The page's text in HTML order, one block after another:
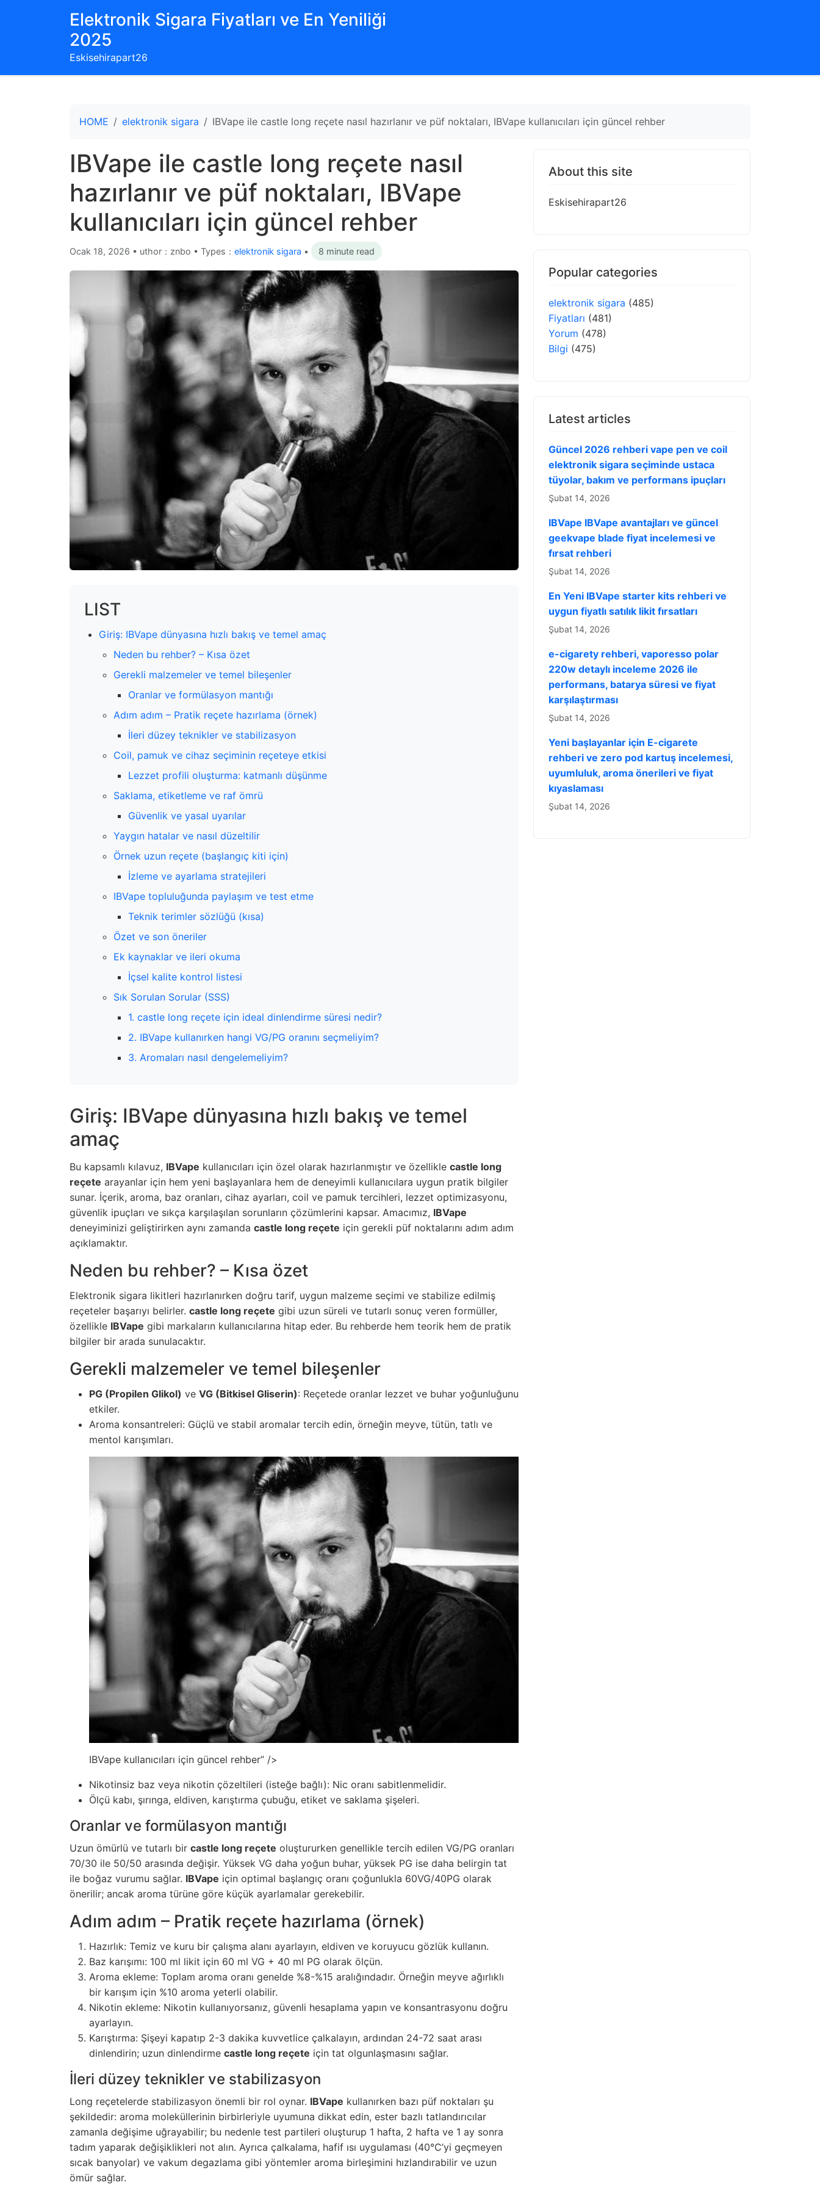
Elektronik Sigara Fiyatları ve En Yeniliği
2025
Eskisehirapart26
HOME elektronik sigara IBVape ile castle long reçete nasıl hazırlanır ve püf noktaları, IBVape kullanıcıları için güncel rehber
IBVape ile castle long reçete nasıl
hazırlanır ve püf noktaları, IBVape
kullanıcıları için güncel rehber
Ocak 18, 2026 • uthor：znbo • Types： elektronik sigara • 8 minute read
LIST
Giriş: IBVape dünyasına hızlı bakış ve temel amaç
Neden bu rehber? – Kısa özet
Gerekli malzemeler ve temel bileşenler
Oranlar ve formülasyon mantığı
Adım adım – Pratik reçete hazırlama (örnek)
İleri düzey teknikler ve stabilizasyon
Coil, pamuk ve cihaz seçiminin reçeteye etkisi
Lezzet profili oluşturma: katmanlı düşünme
Saklama, etiketleme ve raf ömrü
Güvenlik ve yasal uyarılar
Yaygın hatalar ve nasıl düzeltilir
Örnek uzun reçete (başlangıç kiti için)
İzleme ve ayarlama stratejileri
IBVape topluluğunda paylaşım ve test etme
Teknik terimler sözlüğü (kısa)
Özet ve son öneriler
Ek kaynaklar ve ileri okuma
İçsel kalite kontrol listesi
Sık Sorulan Sorular (SSS)
1. castle long reçete için ideal dinlendirme süresi nedir?
2. IBVape kullanırken hangi VG/PG oranını seçmeliyim?
3. Aromaları nasıl dengelemeliyim?
Giriş: IBVape dünyasına hızlı bakış ve temel
amaç
Bu kapsamlı kılavuz, IBVape kullanıcıları için özel olarak hazırlanmıştır ve özellikle castle long
reçete arayanlar için hem yeni başlayanlara hem de deneyimli kullanıcılara uygun pratik bilgiler
sunar. İçerik, aroma, baz oranları, cihaz ayarları, coil ve pamuk tercihleri, lezzet optimizasyonu,
güvenlik ipuçları ve sıkça karşılaşılan sorunların çözümlerini kapsar. Amacımız, IBVape
deneyiminizi geliştirirken aynı zamanda castle long reçete için gerekli püf noktalarını adım adım
açıklamaktır.
Neden bu rehber? – Kısa özet
Elektronik sigara likitleri hazırlanırken doğru tarif, uygun malzeme seçimi ve stabilize edilmiş
reçeteler başarıyı belirler. castle long reçete gibi uzun süreli ve tutarlı sonuç veren formüller,
özellikle IBVape gibi markaların kullanıcılarına hitap eder. Bu rehberde hem teorik hem de pratik
bilgiler bir arada sunulacaktır.
Gerekli malzemeler ve temel bileşenler
PG (Propilen Glikol) ve VG (Bitkisel Gliserin): Reçetede oranlar lezzet ve buhar yoğunluğunu
etkiler.
Aroma konsantreleri: Güçlü ve stabil aromalar tercih edin, örneğin meyve, tütün, tatlı ve
mentol karışımları.
IBVape kullanıcıları için güncel rehber” />
Nikotinsiz baz veya nikotin çözeltileri (isteğe bağlı): Nic oranı sabitlenmelidir.
Ölçü kabı, şırınga, eldiven, karıştırma çubuğu, etiket ve saklama şişeleri.
Oranlar ve formülasyon mantığı
Uzun ömürlü ve tutarlı bir castle long reçete oluştururken genellikle tercih edilen VG/PG oranları
70/30 ile 50/50 arasında değişir. Yüksek VG daha yoğun buhar, yüksek PG ise daha belirgin tat
ile boğaz vurumu sağlar. IBVape için optimal başlangıç oranı çoğunlukla 60VG/40PG olarak
önerilir; ancak aroma türüne göre küçük ayarlamalar gerekebilir.
Adım adım – Pratik reçete hazırlama (örnek)
Hazırlık: Temiz ve kuru bir çalışma alanı ayarlayın, eldiven ve koruyucu gözlük kullanın.
Baz karışımı: 100 ml likit için 60 ml VG + 40 ml PG olarak ölçün.
Aroma ekleme: Toplam aroma oranı genelde %8-%15 aralığındadır. Örneğin meyve ağırlıklı
bir karışım için %10 aroma yeterli olabilir.
Nikotin ekleme: Nikotin kullanıyorsanız, güvenli hesaplama yapın ve konsantrasyonu doğru
ayarlayın.
Karıştırma: Şişeyi kapatıp 2-3 dakika kuvvetlice çalkalayın, ardından 24-72 saat arası
dinlendirin; uzun dinlendirme castle long reçete için tat olgunlaşmasını sağlar.
İleri düzey teknikler ve stabilizasyon
Long reçetelerde stabilizasyon önemli bir rol oynar. IBVape kullanırken bazı püf noktaları şu
şekildedir: aroma moleküllerinin birbirleriyle uyumuna dikkat edin, ester bazlı tatlandırıcılar
zamanla değişime uğrayabilir; bu nedenle test partileri oluşturup 1 hafta, 2 hafta ve 1 ay sonra
tadım yaparak değişiklikleri not alın. Ayrıca çalkalama, hafif ısı uygulaması (40°C’yi geçmeyen
sıcak banyolar) ve vakum degazlama gibi yöntemler aroma birleşimini hızlandırabilir ve uzun
ömür sağlar.
About this site
Eskisehirapart26
Popular categories
elektronik sigara (485)
Fiyatları (481)
Yorum (478)
Bilgi (475)
Latest articles
Güncel 2026 rehberi vape pen ve coil
elektronik sigara seçiminde ustaca
tüyolar, bakım ve performans ipuçları
Şubat 14, 2026
IBVape IBVape avantajları ve güncel
geekvape blade fiyat incelemesi ve
fırsat rehberi
Şubat 14, 2026
En Yeni IBVape starter kits rehberi ve
uygun fiyatlı satılık likit fırsatları
Şubat 14, 2026
e-cigarety rehberi, vaporesso polar
220w detaylı inceleme 2026 ile
performans, batarya süresi ve fiyat
karşılaştırması
Şubat 14, 2026
Yeni başlayanlar için E-cigarete
rehberi ve zero pod kartuş incelemesi,
uyumluluk, aroma önerileri ve fiyat
kıyaslaması
Şubat 14, 2026